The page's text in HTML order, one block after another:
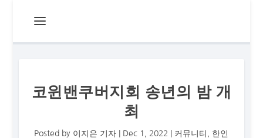
코윈밴쿠버지회 송년의 밤 개
최
Posted by 이지은 기자 Dec 1, 2022 커뮤니티
한인